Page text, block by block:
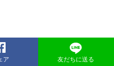
ア 友だちに送る